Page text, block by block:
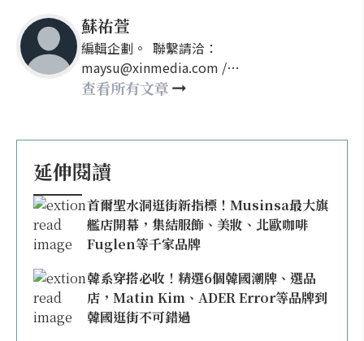
蘇祐萱
編輯企劃。 聯繫請洽：
maysu@xinmedia.com /
may860527@gmail.com
查看所有文章
延伸閱讀
首爾聖水洞逛街新指標！Musinsa最大旗
艦店開幕，集結服飾、美妝、北歐咖啡
Fuglen等千家品牌
韓系穿搭必收！精選6個韓國潮牌、選品
店，Matin Kim、ADER Error等品牌到
韓國逛街不可錯過